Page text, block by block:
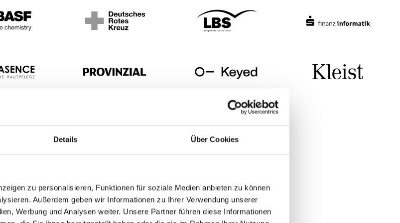
Details Über Cookies
zu personalisieren, Funktionen für soziale Medien anbieten zu können
Außerdem geben wir Informationen zu Ihrer Verwendung unserer
Werbung und Analysen weiter. Unsere Partner führen diese Informationen
die
von